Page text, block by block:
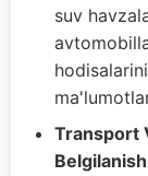
suv
Transport